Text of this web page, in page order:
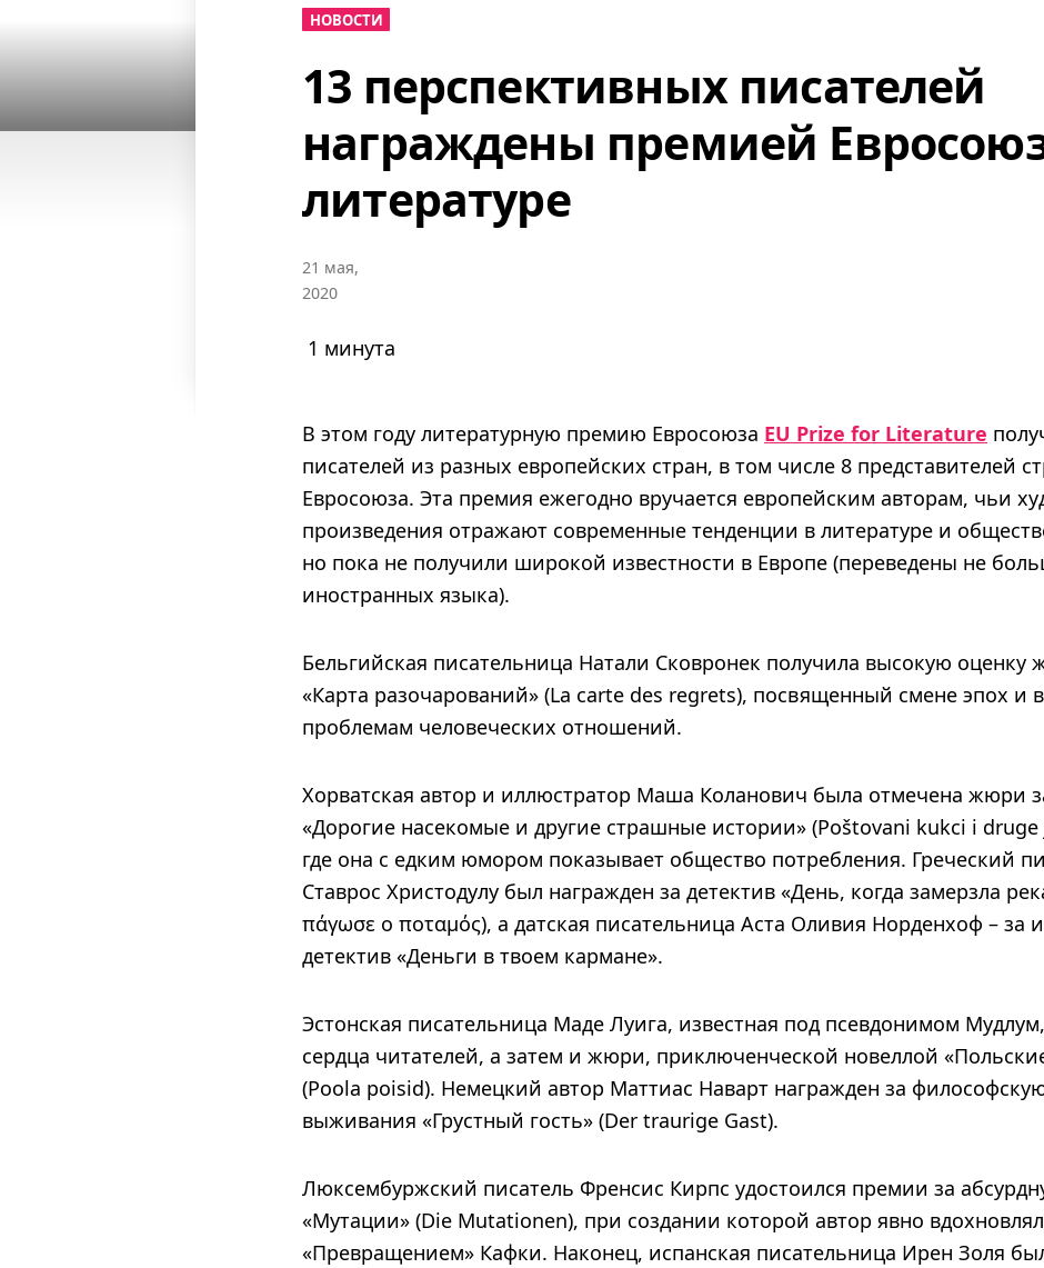
НОВОСТИ
13 перспективных писателей
награждены премией
литературе
21 мая,
2020
1 минута
В этом году литературную премию Евросоюза EU Prize for Literature
писателей из разных европейских стран, в том числе 8 представителей
Евросоюза. Эта премия ежегодно вручается европейским авторам, чьи
произведения отражают современные тенденции в литературе и
но пока не получили широкой известности в Европе (переведены не
иностранных языка).
Бельгийская писательница Натали Сковронек получила высокую оценку
«Карта разочарований» (La carte des regrets), посвященный смене эпох и
проблемам человеческих отношений.
Хорватская автор и иллюстратор Маша Коланович была отмечена жюри
«Дорогие насекомые и другие страшные истории» (Poštovani kukci i druge
где она с едким юмором показывает общество потребления. Греческий
Ставрос Христодулу был награжден за детектив «День, когда замерзла
πάγωσε ο ποταμός), а датская писательница Аста Оливия Норденхоф – за
детектив «Деньги в твоем кармане».
Эстонская писательница Маде Луига, известная под псевдонимом
сердца читателей, а затем и жюри, приключенческой новеллой
(Poola poisid). Немецкий автор Маттиас Наварт награжден за
выживания «Грустный гость» (Der traurige Gast).
Люксембуржский писатель Френсис Кирпс удостоился премии за
«Мутации» (Die Mutationen), при создании которой автор явно
«Превращением» Кафки. Наконец, испанская писательница Ирен Золя